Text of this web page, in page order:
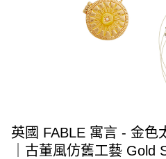
英國 FABLE 寓言 - 金色
｜古董風仿舊工藝 Gold